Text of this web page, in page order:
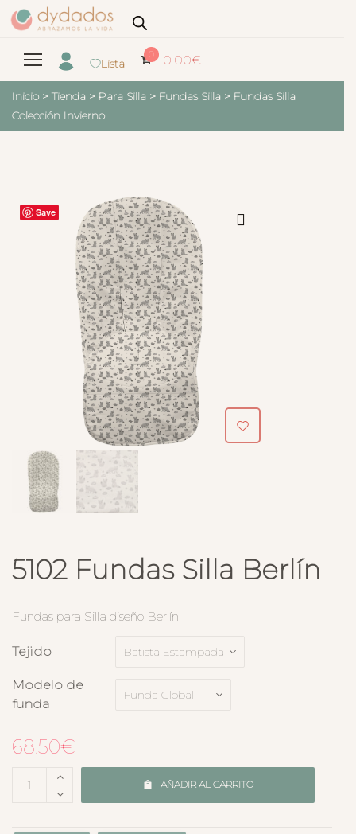
Lista
0 0.00€
Inicio > Tienda > Para Silla > Fundas Silla > Fundas Silla
Colección Invierno
Save
5102 Fundas Silla Berlín
Fundas para Silla diseño Berlín
Tejido
Modelo de
funda
68.50€
AÑADIR AL CARRITO